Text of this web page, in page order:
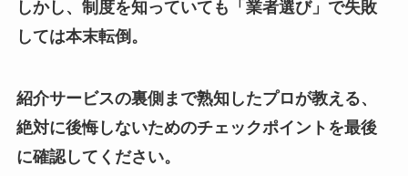
しかし、制度を知っていても「業者選び」で失敗
しては本末転倒。
紹介サービスの裏側まで熟知したプロが教える、
絶対に後悔しないためのチェックポイントを最後
に確認してください。